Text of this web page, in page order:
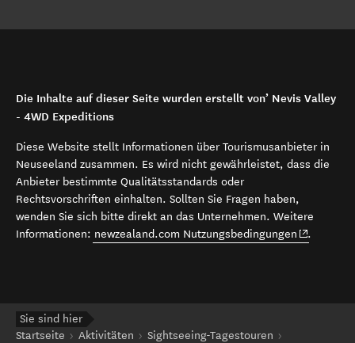
Die Inhalte auf dieser Seite wurden erstellt von’ Nevis Valley
- 4WD Expeditions
Diese Website stellt Informationen über Tourismusanbieter in
Neuseeland zusammen. Es wird nicht gewährleistet, dass die
Anbieter bestimmte Qualitätsstandards oder
Rechtsvorschriften einhalten. Sollten Sie Fragen haben,
wenden Sie sich bitte direkt an das Unternehmen. Weitere
Informationen: newzealand.com Nutzungsbedingungen (opens in
.
Sie sind hier
Startseite
Aktivitäten
Sightseeing-Tagestouren